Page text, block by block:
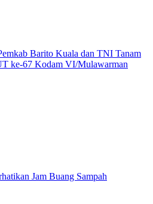
Barito Kuala dan TNI Tanam
ke-67 Kodam VI/Mulawarman
Jam Buang Sampah